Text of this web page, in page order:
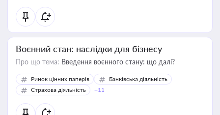
Воєнний стан: наслідки для бізнесу
Про що тема: Введення воєнного стану: що далі?
Ринок цінних паперів
Банківська діяльність
Страхова діяльність
+11